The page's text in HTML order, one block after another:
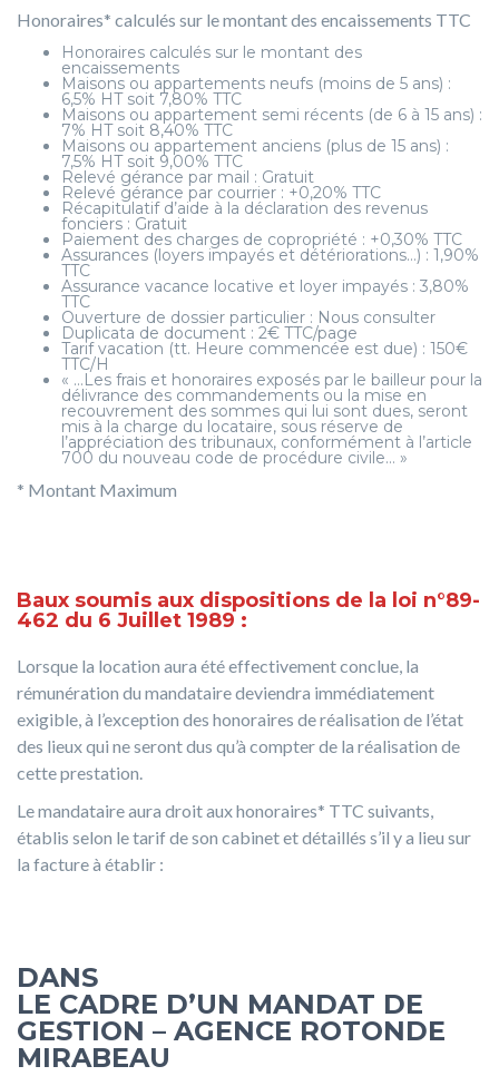
Honoraires* calculés sur le montant des encaissements TTC
Honoraires calculés sur le montant des
encaissements
Maisons ou appartements neufs (moins de 5 ans) :
6,5% HT soit 7,80% TTC
Maisons ou appartement semi récents (de 6 à 15 ans) :
7% HT soit 8,40% TTC
Maisons ou appartement anciens (plus de 15 ans) :
7,5% HT soit 9,00% TTC
Relevé gérance par mail : Gratuit
Relevé gérance par courrier : +0,20% TTC
Récapitulatif d’aide à la déclaration des revenus
fonciers : Gratuit
Paiement des charges de copropriété : +0,30% TTC
Assurances (loyers impayés et détériorations…) : 1,90%
TTC
Assurance vacance locative et loyer impayés : 3,80%
TTC
Ouverture de dossier particulier : Nous consulter
Duplicata de document : 2€ TTC/page
Tarif vacation (tt. Heure commencée est due) : 150€
TTC/H
« …Les frais et honoraires exposés par le bailleur pour la
délivrance des commandements ou la mise en
recouvrement des sommes qui lui sont dues, seront
mis à la charge du locataire, sous réserve de
l’appréciation des tribunaux, conformément à l’article
700 du nouveau code de procédure civile… »
* Montant Maximum
Baux soumis aux dispositions de la loi n°89-
462 du 6 Juillet 1989 :
Lorsque la location aura été effectivement conclue, la
rémunération du mandataire deviendra immédiatement
exigible, à l’exception des honoraires de réalisation de l’état
des lieux qui ne seront dus qu’à compter de la réalisation de
cette prestation.
Le mandataire aura droit aux honoraires* TTC suivants,
établis selon le tarif de son cabinet et détaillés s’il y a lieu sur
la facture à établir :
DANS
LE CADRE D’UN MANDAT DE
GESTION – AGENCE ROTONDE
MIRABEAU